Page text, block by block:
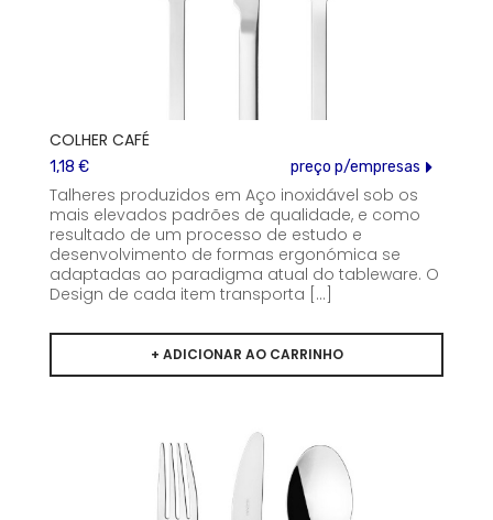
COLHER CAFÉ
1,18 € preço p/empresas
Talheres produzidos em Aço inoxidável sob os
mais elevados padrões de qualidade, e como
resultado de um processo de estudo e
desenvolvimento de formas ergonómica se
adaptadas ao paradigma atual do tableware. O
Design de cada item transporta [...]